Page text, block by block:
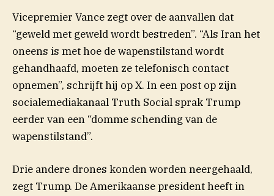
Vicepremier Vance zegt over de aanvallen dat
“geweld met geweld wordt bestreden”. “Als Iran het
oneens is met hoe de wapenstilstand wordt
gehandhaafd, moeten ze telefonisch contact
opnemen”, schrijft hij opX(opent in nieuw venster)
. In een post op zijn
socialemediakanaal Truth Social (opent in nieuw
sprak Trump
eerder van een “domme schending van de
wapenstilstand”.
Drie andere drones konden worden neergehaald,
zegt Trump. De Amerikaanse president heeft in